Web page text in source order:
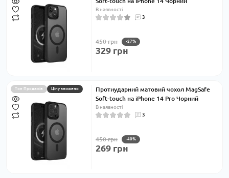
В наявності
3
450 грн -27%
329 грн
Топ Продажів Ціну знижено
Протиударний матовий чохол MagSafe
Soft-touch на iPhone 14 Pro Чорний
В наявності
3
450 грн -40%
269 грн